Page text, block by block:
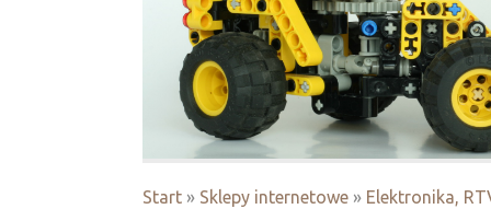
Start » Sklepy internetowe » Elektronika,